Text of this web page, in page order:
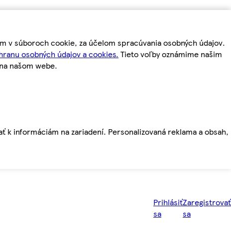
súboroch cookie, za účelom spracúvania osobných údajov.
osobných údajov a cookies. Tieto voľby oznámime našim
našom webe.
informáciám na zariadení. Personalizovaná reklama a obsah,
Prihlásiť
sa
Zaregistrovať
sa